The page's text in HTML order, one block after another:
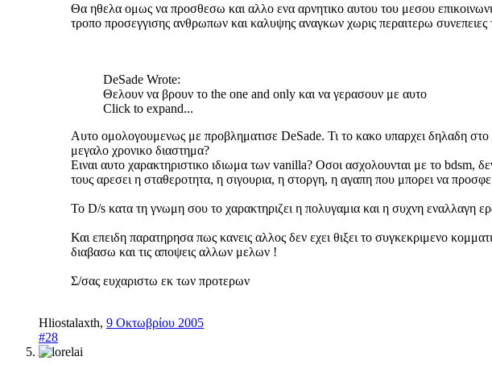
Θα ηθελα ομως να προσθεσω και αλλο ενα αρνητικο αυτου του μεσου
τροπο προσεγγισης ανθρωπων και καλυψης αναγκων χωρις περαιτερω
DeSade Wrote:
Θελουν να βρουν το the one and only και να γερασουν με αυτο
Click to expand...
Αυτο ομολογουμενως με προβληματισε DeSade. Τι το κακο υπαρχει δηλαδη στο
μεγαλο χρονικο διαστημα?
Ειναι αυτο χαρακτηριστικο ιδιωμα των vanilla? Οσοι ασχολουνται με το bdsm,
τους αρεσει η σταθεροτητα, η σιγουρια, η στοργη, η αγαπη που μπορει να
Το D/s κατα τη γνωμη σου το χαρακτηριζει η πολυγαμια και η συχνη εναλλαγη
Και επειδη παρατηρησα πως κανεις αλλος δεν εχει θιξει το συγκεκριμενο
διαβασω και τις αποψεις αλλων μελων !
Σ/σας ευχαριστω εκ των προτερων
Hliostalaxth, 9 Οκτωβρίου 2005
#28